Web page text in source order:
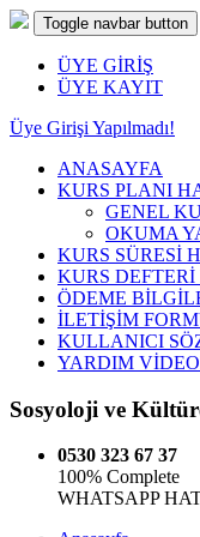
Toggle navbar button
ÜYE GİRİŞ
ÜYE KAYIT
Üye Girişi Yapılmadı!
ANASAYFA
KURS PLANI
GENEL
OKUMA
KURS SÜRESİ
KURS
ÖDEME
İLETİŞİM
KULLANICI
YARDIM
Sosyoloji ve
0530 323 67 37
100% Complete
WHATSAPP